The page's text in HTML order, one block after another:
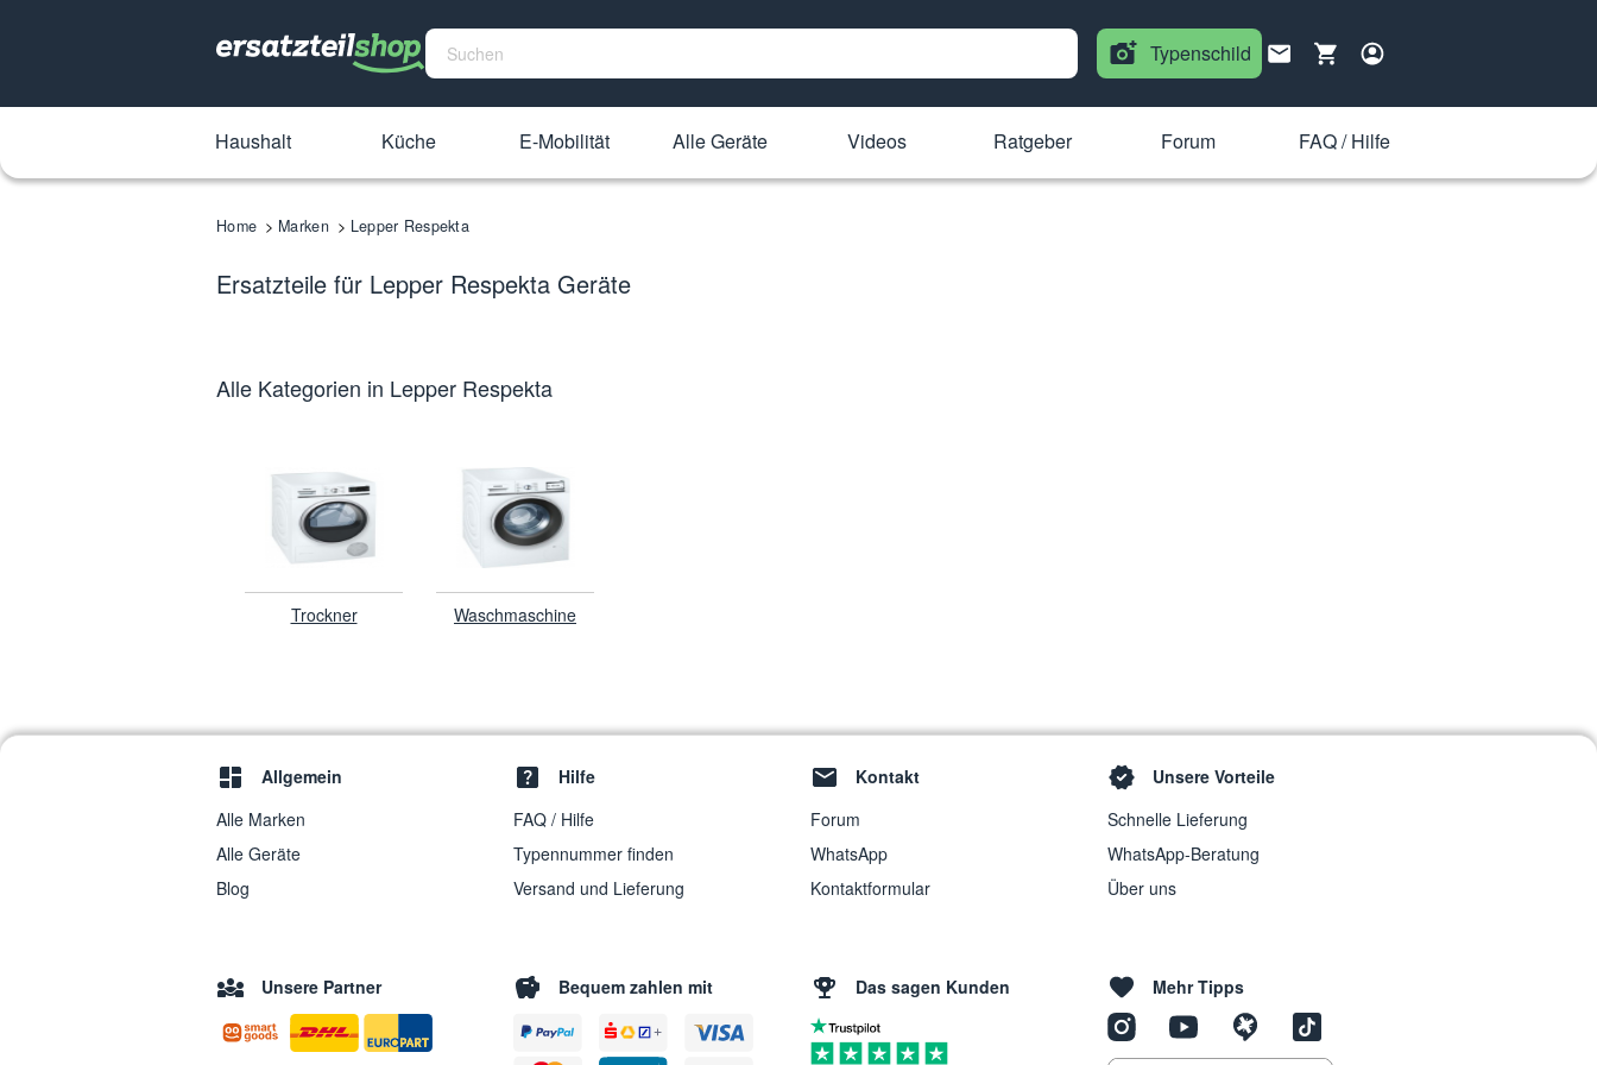
Typenschild
Haushalt Küche E-Mobilität Alle Geräte Videos Ratgeber Forum FAQ / Hilfe
Home Marken Lepper Respekta
Ersatzteile für Lepper Respekta Geräte
Alle Kategorien in Lepper Respekta
Trockner Waschmaschine
Allgemein
Alle Marken
Alle Geräte
Blog
Hilfe
FAQ / Hilfe
Typennummer finden
Versand und Lieferung
Kontakt
Forum
WhatsApp
Kontaktformular
Unsere Vorteile
Schnelle Lieferung
WhatsApp-Beratung
Über uns
Unsere Partner Bequem zahlen mit Das sagen Kunden Mehr Tipps